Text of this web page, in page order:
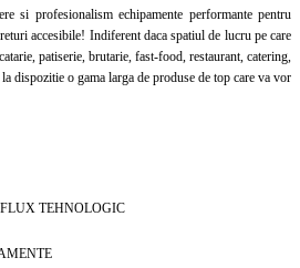
si profesionalism echipamente performante pentru
accesibile! Indiferent daca spatiul de lucru pe care
patiserie, brutarie, fast-food, restaurant, catering,
dispozitie o gama larga de produse de top care va vor
TEHNOLOGIC